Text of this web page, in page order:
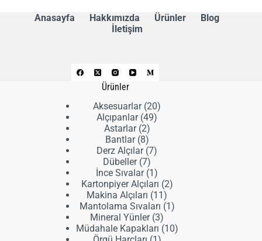
Anasayfa Hakkımızda Ürünler
Blog
İletişim
Ürünler
Aksesuarlar 2020
Alçıpanlar 4949
Astarlar 22
ürün
Bantlar 88
ürün
Derz Alçılar 77
Dübeller 77
ürün
İnce Sıvalar 11
ürün
Kartonpiyer Alçıları 22
Makina Alçıları 1111
ürün
Mantolama Sıvaları 1 1
Mineral Yünler 33
ürün
Müdahale Kapakları 1010